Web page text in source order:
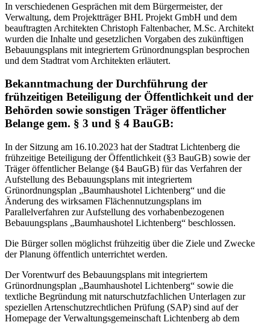
In verschiedenen Gesprächen mit dem Bürgermeister, der
Verwaltung, dem Projektträger BHL Projekt GmbH und dem
beauftragten Architekten Christoph Faltenbacher, M.Sc. Architekt
wurden die Inhalte und gesetzlichen Vorgaben des zukünftigen
Bebauungsplans mit integriertem Grünordnungsplan besprochen
und dem Stadtrat vom Architekten erläutert.
Bekanntmachung der Durchführung der
frühzeitigen Beteiligung der Öffentlichkeit und der
Behörden sowie sonstigen Träger öffentlicher
Belange gem. § 3 und § 4 BauGB:
In der Sitzung am 16.10.2023 hat der Stadtrat Lichtenberg die
frühzeitige Beteiligung der Öffentlichkeit (§3 BauGB) sowie der
Träger öffentlicher Belange (§4 BauGB) für das Verfahren der
Aufstellung des Bebauungsplans mit integriertem
Grünordnungsplan „Baumhaushotel Lichtenberg“ und die
Änderung des wirksamen Flächennutzungsplans im
Parallelverfahren zur Aufstellung des vorhabenbezogenen
Bebauungsplans „Baumhaushotel Lichtenberg“ beschlossen.
Die Bürger sollen möglichst frühzeitig über die Ziele und Zwecke
der Planung öffentlich unterrichtet werden.
Der Vorentwurf des Bebauungsplans mit integriertem
Grünordnungsplan „Baumhaushotel Lichtenberg“ sowie die
textliche Begründung mit naturschutzfachlichen Unterlagen zur
speziellen Artenschutzrechtlichen Prüfung (SAP) sind auf der
Homepage der Verwaltungsgemeinschaft Lichtenberg ab dem